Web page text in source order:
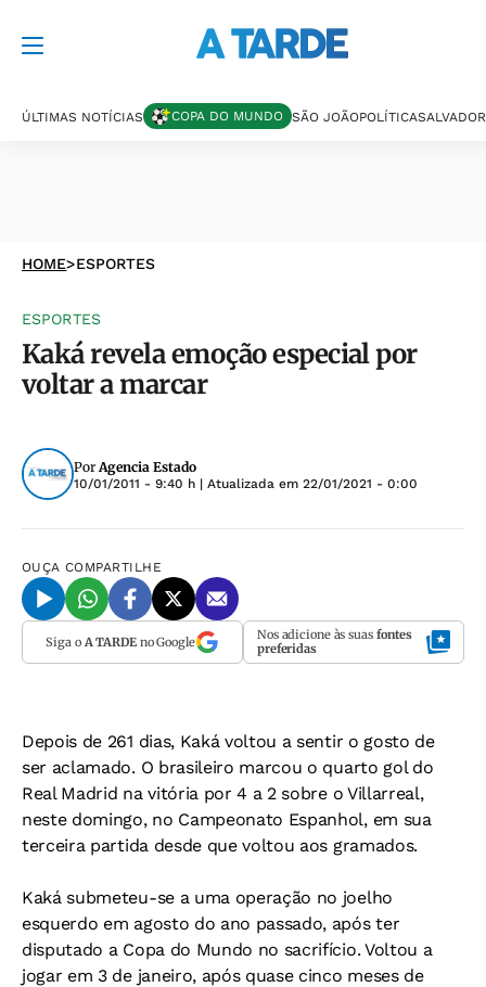
ÚLTIMAS NOTÍCIAS COPA DO MUNDO SÃO JOÃOPOLÍTICASALVADOR
HOME>ESPORTES
ESPORTES
Kaká revela emoção especial por
voltar a marcar
PorAgencia Estado
10/01/2011 - 9:40 h | Atualizada em 22/01/2021 - 0:00
OUÇA COMPARTILHE
Siga o A TARDEno Google Nos adicione às suas fontes
preferidas
Depois de 261 dias, Kaká voltou a sentir o gosto de
ser aclamado. O brasileiro marcou o quarto gol do
Real Madrid na vitória por 4 a 2 sobre o Villarreal,
neste domingo, no Campeonato Espanhol, em sua
terceira partida desde que voltou aos gramados.
Kaká submeteu-se a uma operação no joelho
esquerdo em agosto do ano passado, após ter
disputado a Copa do Mundo no sacrifício. Voltou a
jogar em 3 de janeiro, após quase cinco meses de